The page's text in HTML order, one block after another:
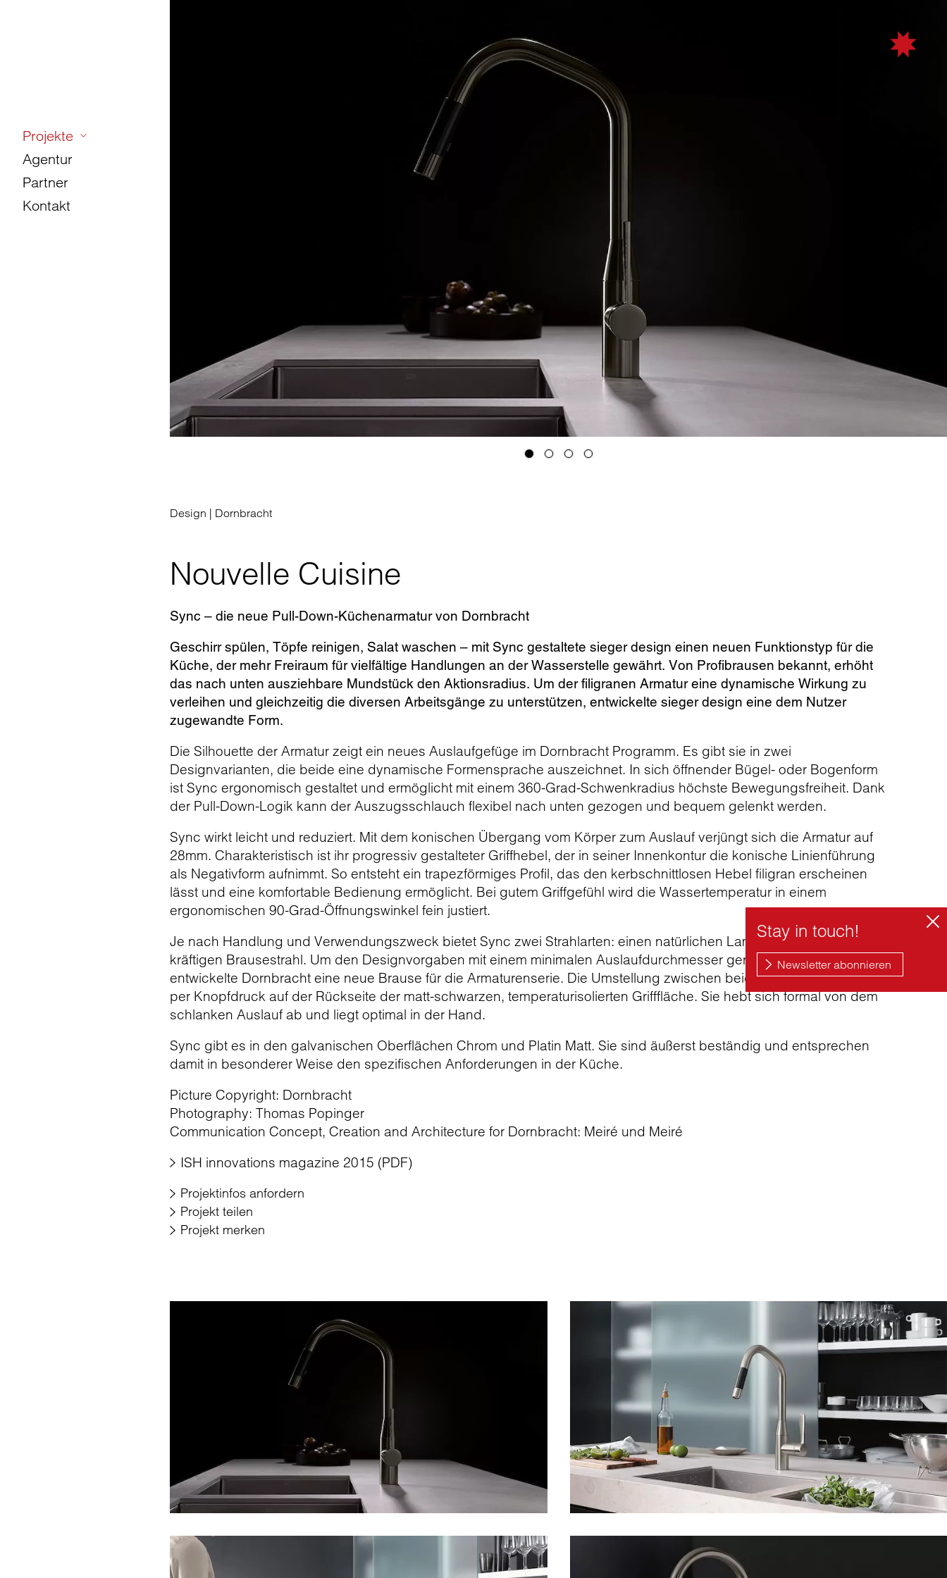
Projekte
Agentur
Partner
Kontakt
Design | Dornbracht
Nouvelle Cuisine
Sync – die neue Pull-Down-Küchenarmatur von Dornbracht
Geschirr spülen, Töpfe reinigen, Salat waschen – mit Sync gestaltete sieger design einen neuen Funktionstyp für die
Küche, der mehr Freiraum für vielfältige Handlungen an der Wasserstelle gewährt. Von Profibrausen bekannt, erhöht
das nach unten ausziehbare Mundstück den Aktionsradius. Um der filigranen Armatur eine dynamische Wirkung zu
verleihen und gleichzeitig die diversen Arbeitsgänge zu unterstützen, entwickelte sieger design eine dem Nutzer
zugewandte Form.
Die Silhouette der Armatur zeigt ein neues Auslaufgefüge im Dornbracht Programm. Es gibt sie in zwei
Designvarianten, die beide eine dynamische Formensprache auszeichnet. In sich öffnender Bügel- oder Bogenform
ist Sync ergonomisch gestaltet und ermöglicht mit einem 360-Grad-Schwenkradius höchste Bewegungsfreiheit. Dank
der Pull-Down-Logik kann der Auszugsschlauch flexibel nach unten gezogen und bequem gelenkt werden.
Sync wirkt leicht und reduziert. Mit dem konischen Übergang vom Körper zum Auslauf verjüngt sich die Armatur auf
28mm. Charakteristisch ist ihr progressiv gestalteter Griffhebel, der in seiner Innenkontur die konische Linienführung
als Negativform aufnimmt. So entsteht ein trapezförmiges Profil, das den kerbschnittlosen Hebel filigran erscheinen
lässt und eine komfortable Bedienung ermöglicht. Bei gutem Griffgefühl wird die Wassertemperatur in einem
ergonomischen 90-Grad-Öffnungswinkel fein justiert.
Je nach Handlung und Verwendungszweck bietet Sync zwei Strahlarten: einen natürlichen Laminarstrahl sowie einen
kräftigen Brausestrahl. Um den Designvorgaben mit einem minimalen Auslaufdurchmesser gerecht zu werden,
entwickelte Dornbracht eine neue Brause für die Armaturenserie. Die Umstellung zwischen beiden Strahlarten erfolgt
per Knopfdruck auf der Rückseite der matt-schwarzen, temperaturisolierten Grifffläche. Sie hebt sich formal von dem
schlanken Auslauf ab und liegt optimal in der Hand.
Sync gibt es in den galvanischen Oberflächen Chrom und Platin Matt. Sie sind äußerst beständig und entsprechen
damit in besonderer Weise den spezifischen Anforderungen in der Küche.
Picture Copyright: Dornbracht
Photography: Thomas Popinger
Communication Concept, Creation and Architecture for Dornbracht: Meiré und Meiré
ISH innovations magazine 2015 (PDF)
Projektinfos anfordern
Projekt teilen
Projekt merken